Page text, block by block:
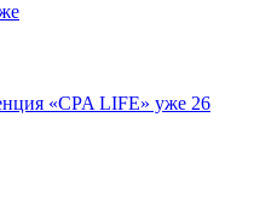
«CPA LIFE» уже 26